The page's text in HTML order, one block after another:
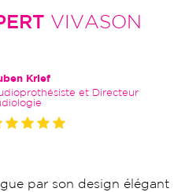
VIVASON
Krief
et Directeur
par son design élégant